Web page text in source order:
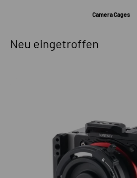
Camera Cages
Neu eingetroffen